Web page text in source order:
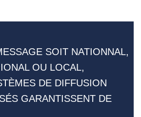
SOIT NATIONNAL,
OU LOCAL,
DE DIFFUSION
GARANTISSENT DE